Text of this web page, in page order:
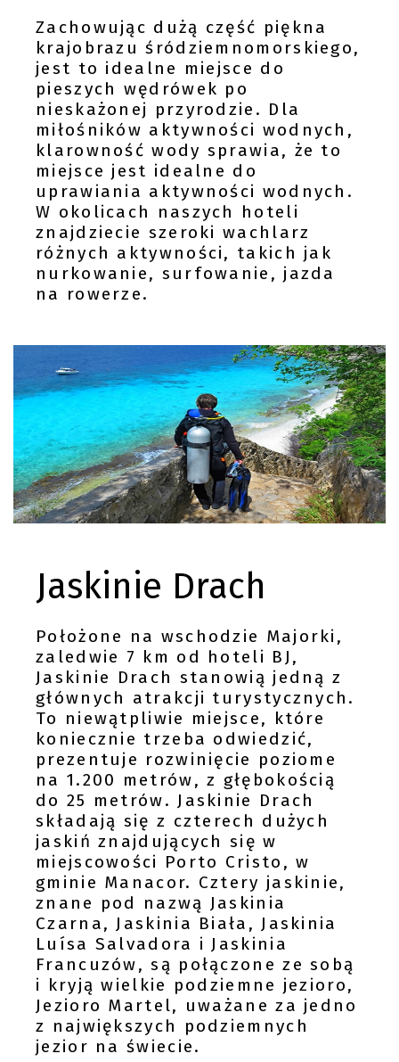
Zachowując dużą część piękna
krajobrazu śródziemnomorskiego,
jest to idealne miejsce do
pieszych wędrówek po
nieskażonej przyrodzie. Dla
miłośników aktywności wodnych,
klarowność wody sprawia, że to
miejsce jest idealne do
uprawiania aktywności wodnych.
W okolicach naszych hoteli
znajdziecie szeroki wachlarz
różnych aktywności, takich jak
nurkowanie, surfowanie, jazda
na rowerze.
Jaskinie Drach
Położone na wschodzie Majorki,
zaledwie 7 km od hoteli BJ,
Jaskinie Drach stanowią jedną z
głównych atrakcji turystycznych.
To niewątpliwie miejsce, które
koniecznie trzeba odwiedzić,
prezentuje rozwinięcie poziome
na 1.200 metrów, z głębokością
do 25 metrów. Jaskinie Drach
składają się z czterech dużych
jaskiń znajdujących się w
miejscowości Porto Cristo, w
gminie Manacor. Cztery jaskinie,
znane pod nazwą Jaskinia
Czarna, Jaskinia Biała, Jaskinia
Luísa Salvadora i Jaskinia
Francuzów, są połączone ze sobą
i kryją wielkie podziemne jezioro,
Jezioro Martel, uważane za jedno
z największych podziemnych
jezior na świecie.